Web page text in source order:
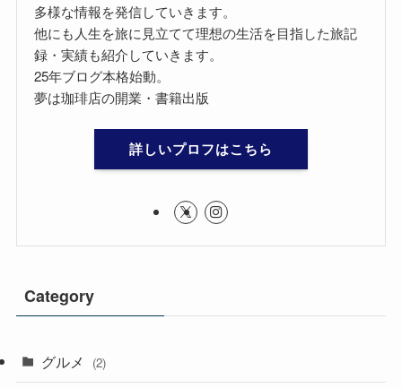
多様な情報を発信していきます。
他にも人生を旅に見立てて理想の生活を目指した旅記
録・実績も紹介していきます。
25年ブログ本格始動。
夢は珈琲店の開業・書籍出版
詳しいプロフはこちら
Category
グルメ (2)